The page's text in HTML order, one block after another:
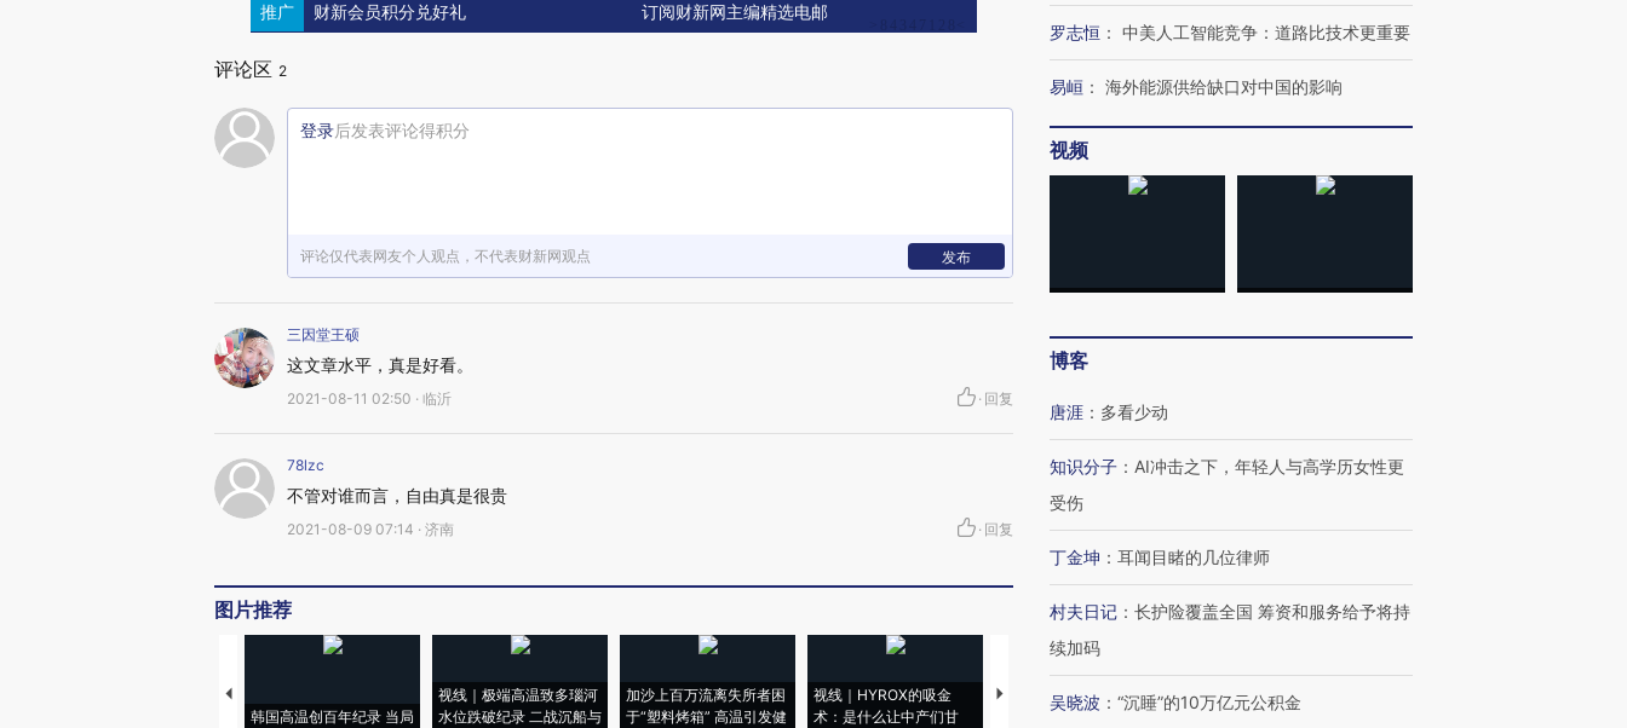
推广 财新会员积分兑好礼 订阅财新网主编精选电邮
评论区 2
登录后发表评论得积分
评论仅代表网友个人观点，不代表财新网观点 发布
三因堂王硕
这文章水平，真是好看。
2021-08-11 02:50 · 临沂 · 回复
78lzc
不管对谁而言，自由真是很贵
2021-08-09 07:14 · 济南 · 回复
图片推荐
韩国高温创百年纪录 当局
视线｜极端高温致多瑙河
水位跌破纪录 二战沉船与
加沙上百万流离失所者困
于“塑料烤箱” 高温引发健
视线｜HYROX的吸金
术：是什么让中产们甘
马航飞行员跨国走私7万
粒摇头丸 尿检体内含3种
视线｜被称为“蟑螂”的印
度Z世代 用街头抗争将教
罗志恒 ： 中美人工智能竞争：道路比技术更重要
易峘 ： 海外能源供给缺口对中国的影响
视频
博客
唐涯 ： 多看少动
知识分子 ： AI冲击之下，年轻人与高学历女性更
受伤
丁金坤 ： 耳闻目睹的几位律师
村夫日记 ： 长护险覆盖全国 筹资和服务给予将持
续加码
吴晓波 ： “沉睡”的10万亿元公积金